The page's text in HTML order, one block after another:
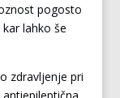
pogosto
lahko še
zdravljenje pri